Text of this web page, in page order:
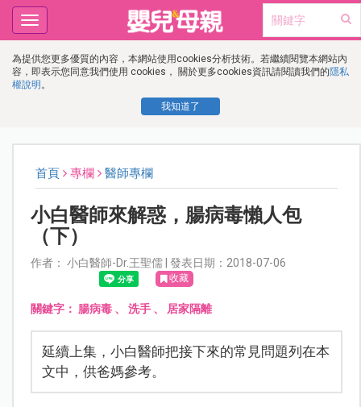
為提供您更多優質的內容，本網站使用cookies分析技術。若繼續閱覽本網站內
容，即表示您同意我們使用 cookies， 關於更多cookies資訊請閱讀我們的隱私
權說明 。
我知道了
Toggle
navigation
首頁 專欄 醫師專欄
小白醫師來解惑，腸病毒懶人包
（下）
作者： 小白醫師-Dr.王聖儒 | 發表日期：2018-07-06
收藏
關鍵字： 腸病毒、 洗手、 居家隔離
延續上集，小白醫師把接下來的常見問題列在本
文中，供爸媽參考。